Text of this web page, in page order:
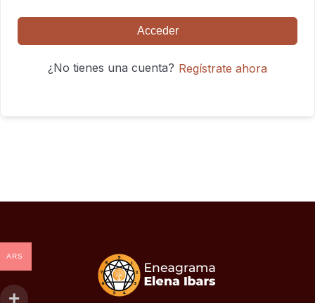
Acceder
¿No tienes una cuenta? Regístrate ahora
ARS